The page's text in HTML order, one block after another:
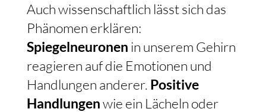
Auch wissenschaftlich lässt sich das
Spiegelneuronen in unserem Gehirn
reagieren auf die Emotionen und
Handlungen anderer. Positive
Handlungenwie ein Lächeln oder